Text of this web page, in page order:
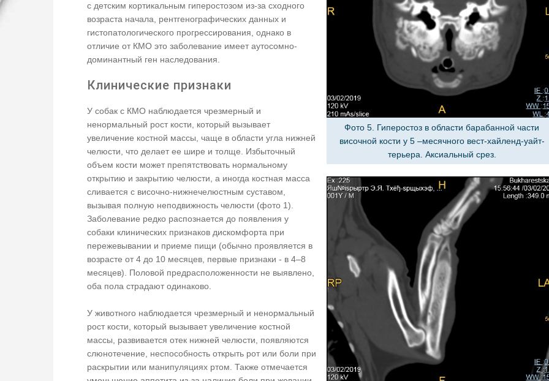
с детским кортикальным гиперостозом из-за сходного
возраста начала, рентгенографических данных и
гистопатологического прогрессирования, однако в
отличие от КМО это заболевание имеет аутосомно-
доминантный ген наследования.
Клинические признаки
У собак с КМО наблюдается чрезмерный и
ненормальный рост кости, который вызывает
увеличение костной массы, чаще в области угла нижней
челюсти, что делает ее шире и толще. Избыточный
объем кости может препятствовать нормальному
открытию и закрытию челюсти, а иногда костная масса
сливается с височно-нижнечелюстным суставом,
вызывая полную неподвижность челюсти (фото 1).
Заболевание редко распознается до появления у
собаки клинических признаков дискомфорта при
пережевывании и приеме пищи (обычно проявляется в
возрасте от 4 до 10 месяцев, первые признаки - в 4–8
месяцев). Половой предрасположенности не выявлено,
оба пола страдают одинаково.
У животного наблюдается чрезмерный и ненормальный
рост кости, который вызывает увеличение костной
массы, развивается отек нижней челюсти, появляются
слюнотечение, неспособность открыть рот или боли при
раскрытии или манипуляциях ртом. Также отмечается
Фото 5. Гиперостоз в области барабанной части
височной кости у 5 –месячного вест-хайленд-уайт-
терьера. Аксиальный срез.